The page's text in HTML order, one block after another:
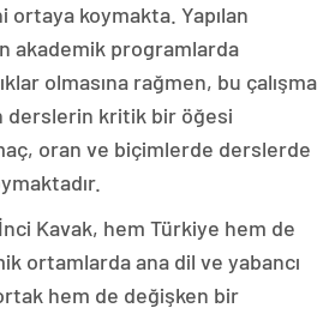
ortaya koymakta. Yapılan
akademik programlarda
olmasına rağmen, bu çalışma
derslerin kritik bir öğesi
oran ve biçimlerde derslerde
Kavak, hem Türkiye hem de
ortamlarda ana dil ve yabancı
hem de değişken bir